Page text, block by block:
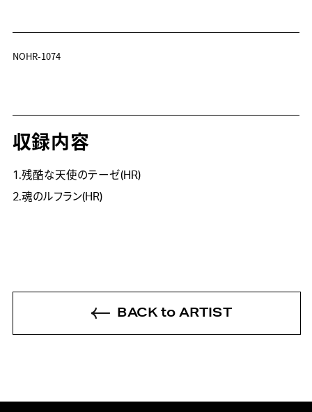
NOHR-1074
収録内容
1.残酷な天使のテーゼ(HR)
2.魂のルフラン(HR)
BACK to ARTIST